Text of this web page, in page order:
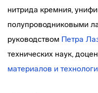
нитрида кремния,
полупроводниковыми
руководством Петра
технических наук,
материалов и